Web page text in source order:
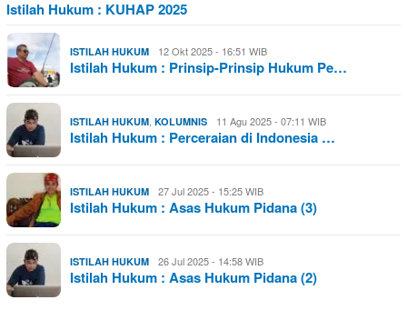
Istilah Hukum : KUHAP 2025
ISTILAH HUKUM 12 Okt 2025 - 16:51 WIB
Istilah Hukum : Prinsip-Prinsip Hukum Pe…
ISTILAH HUKUM, KOLUMNIS 11 Agu 2025 - 07:11 WIB
Istilah Hukum : Perceraian di Indonesia …
ISTILAH HUKUM 27 Jul 2025 - 15:25 WIB
Istilah Hukum : Asas Hukum Pidana (3)
ISTILAH HUKUM 26 Jul 2025 - 14:58 WIB
Istilah Hukum : Asas Hukum Pidana (2)